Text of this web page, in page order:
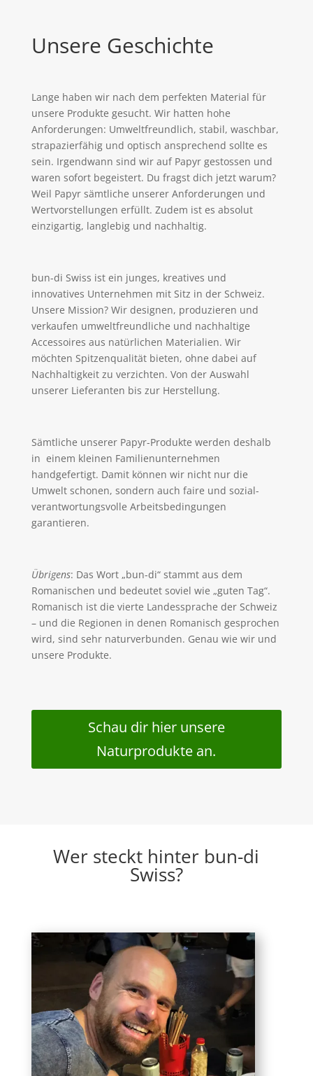
Unsere Geschichte
Lange haben wir nach dem perfekten Material für
unsere Produkte gesucht. Wir hatten hohe
Anforderungen: Umweltfreundlich, stabil, waschbar,
strapazierfähig und optisch ansprechend sollte es
sein. Irgendwann sind wir auf Papyr gestossen und
waren sofort begeistert. Du fragst dich jetzt warum?
Weil Papyr sämtliche unserer Anforderungen und
Wertvorstellungen erfüllt. Zudem ist es absolut
einzigartig, langlebig und nachhaltig.
bun-di Swiss ist ein junges, kreatives und
innovatives Unternehmen mit Sitz in der Schweiz.
Unsere Mission? Wir designen, produzieren und
verkaufen umweltfreundliche und nachhaltige
Accessoires aus natürlichen Materialien. Wir
möchten Spitzenqualität bieten, ohne dabei auf
Nachhaltigkeit zu verzichten. Von der Auswahl
unserer Lieferanten bis zur Herstellung.
Sämtliche unserer Papyr-Produkte werden deshalb
in einem kleinen Familienunternehmen
handgefertigt. Damit können wir nicht nur die
Umwelt schonen, sondern auch faire und sozial-
verantwortungsvolle Arbeitsbedingungen
garantieren.
Übrigens: Das Wort „bun-di“ stammt aus dem
Romanischen und bedeutet soviel wie „guten Tag“.
Romanisch ist die vierte Landessprache der Schweiz
– und die Regionen in denen Romanisch gesprochen
wird, sind sehr naturverbunden. Genau wie wir und
unsere Produkte.
Schau dir hier unsere
Naturprodukte an.
Wer steckt hinter bun-di
Swiss?